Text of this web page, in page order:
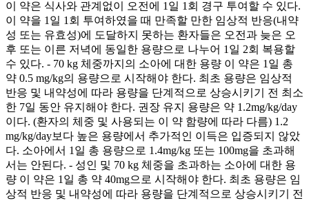
이 약은 식사와 관계없이 오전에 1일 1회 경구 투여할 수 있다.
이 약을 1일 1회 투여하였을 때 만족할 만한 임상적 반응(내약
성 또는 유효성)에 도달하지 못하는 환자들은 오전과 늦은 오
후 또는 이른 저녁에 동일한 용량으로 나누어 1일 2회 복용할
수 있다. - 70 kg 체중까지의 소아에 대한 용량 이 약은 1일 총
약 0.5 mg/kg의 용량으로 시작해야 한다. 최초 용량은 임상적
반응 및 내약성에 따라 용량을 단계적으로 상승시키기 전 최소
한 7일 동안 유지해야 한다. 권장 유지 용량은 약 1.2mg/kg/day
이다. (환자의 체중 및 사용되는 이 약 함량에 따라 다름) 1.2
mg/kg/day보다 높은 용량에서 추가적인 이득은 입증되지 않았
다. 소아에서 1일 총 용량으로 1.4mg/kg 또는 100mg을 초과해
서는 안된다. - 성인 및 70 kg 체중을 초과하는 소아에 대한 용
량 이 약은 1일 총 약 40mg으로 시작해야 한다. 최초 용량은 임
상적 반응 및 내약성에 따라 용량을 단계적으로 상승시키기 전